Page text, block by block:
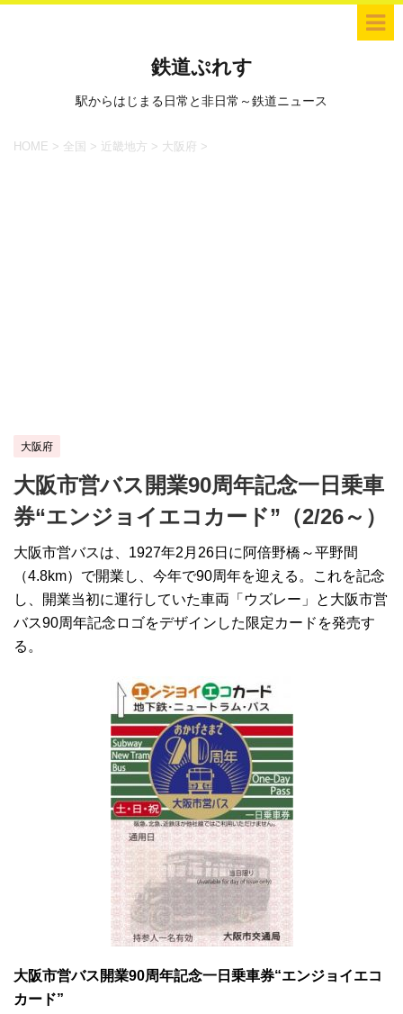
鉄道ぷれす
駅からはじまる日常と非日常～鉄道ニュース
HOME > 全国 > 近畿地方 > 大阪府 >
大阪府
大阪市営バス開業90周年記念一日乗車
券“エンジョイエコカード”（2/26～）
大阪市営バスは、1927年2月26日に阿倍野橋～平野間
（4.8km）で開業し、今年で90周年を迎える。これを記念
し、開業当初に運行していた車両「ウズレー」と大阪市営
バス90周年記念ロゴをデザインした限定カードを発売す
る。
大阪市営バス開業90周年記念一日乗車券“エンジョイエコ
カード”